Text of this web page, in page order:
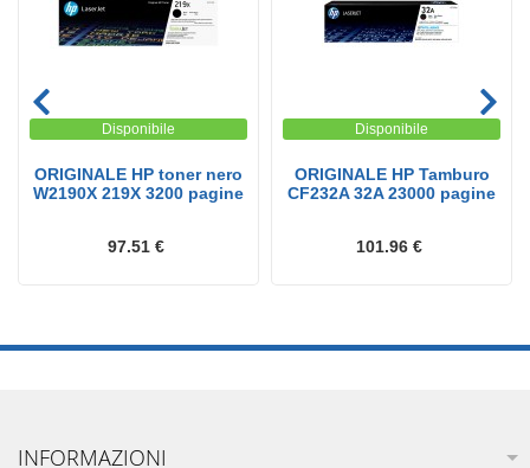
Disponibile
ORIGINALE HP toner nero
W2190X 219X 3200 pagine
97.51 €
Disponibile
ORIGINALE HP Tamburo
CF232A 32A 23000 pagine
101.96 €
INFORMAZIONI